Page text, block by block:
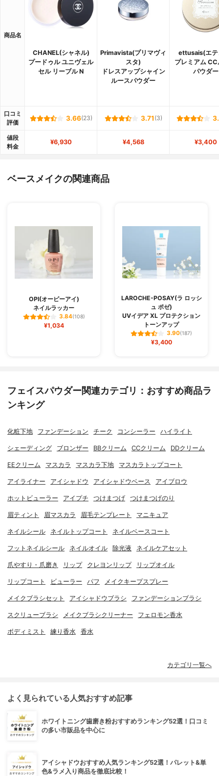
商品名
CHANEL(シャネル)
プードゥル ユニヴェル
セル リーブル N
Primavista(プリマヴィ
スタ)
ドレスアップシャイン
ルースパウダー
ettusais(エテ
プレミアム
パウダー
口コミ
評価
3.66(23) 3.71 (3)
値段
料金
¥6,930 ¥4,568 ¥3,400
ベースメイクの関連商品
OPI(オーピーアイ)
ネイルラッカー
3.84(108)
¥1,034
LAROCHE-POSAY(ラ ロッシ
ュ ポゼ)
UVイデア XL プロテクション
トーンアップ
3.90(187)
¥3,400
フェイスパウダー関連カテゴリ：おすすめ商品ラ
ンキング
化粧下地 ファンデーション チーク コンシーラー ハイライト
シェーディング ブロンザー BBクリーム CCクリーム DDクリーム
EEクリーム マスカラ マスカラ下地 マスカラトップコート
アイライナー アイシャドウ アイシャドウベース アイブロウ
ホットビューラー アイプチ つけまつげ つけまつげのり
眉ティント 眉マスカラ 眉毛テンプレート マニキュア
ネイルシール ネイルトップコート ネイルベースコート
フットネイルシール ネイルオイル 除光液 ネイルケアセット
爪やすり・爪磨き リップ クレヨンリップ リップオイル
リップコート ビューラー パフ メイクキープスプレー
メイクブラシセット アイシャドウブラシ ファンデーションブラシ
スクリューブラシ メイクブラシクリーナー フェロモン香水
ボディミスト 練り香水 香水
カテゴリ一覧へ
よく見られている人気おすすめ記事
ホワイトニング歯磨き粉おすすめランキング52選！口コミ
の多い市販品を中心に
アイシャドウおすすめ人気ランキング52選！パレット&単
色&ラメ入り商品を徹底比較！